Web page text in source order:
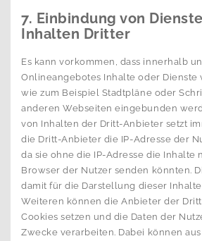
7. Einbindung von
Inhalten Dritter
Es kann vorkommen, dass innerhalb
Onlineangebotes Inhalte oder Dienste
wie zum Beispiel Stadtpläne oder
anderen Webseiten eingebunden
von Inhalten der Dritt-Anbieter setzt
die Dritt-Anbieter die IP-Adresse der
da sie ohne die IP-Adresse die Inhalte
Browser der Nutzer senden könnten.
damit für die Darstellung dieser
Weiteren können die Anbieter der
Cookies setzen und die Daten der
Zwecke verarbeiten. Dabei können